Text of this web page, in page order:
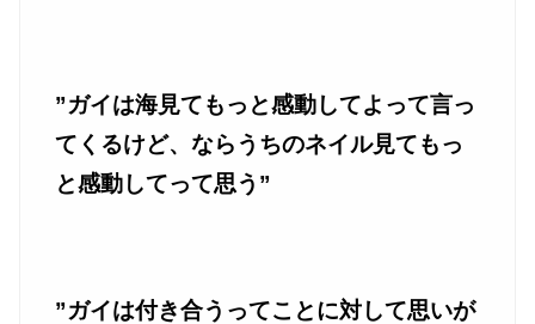
”ガイは海見てもっと感動してよって言っ
てくるけど、ならうちのネイル見てもっ
と感動してって思う”
”ガイは付き合うってことに対して思いが